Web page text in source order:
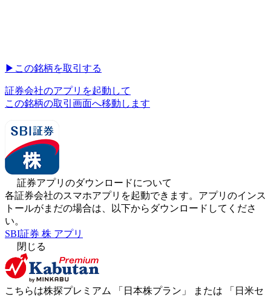
▶︎ この銘柄を取引する
証券会社のアプリを起動して
この銘柄の取引画面へ移動します
証券アプリのダウンロードについて
各証券会社のスマホアプリを起動できます。アプリのインス
トールがまだの場合は、以下からダウンロードしてくださ
い。
SBI証券 株 アプリ
閉じる
こちらは株探プレミアム 「 日本株プラン 」 または 「 日米セ